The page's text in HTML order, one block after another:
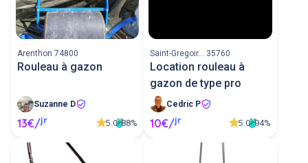
Arenthon 74800
Rouleau à gazon
Suzanne D
13€/jr 5.0 88%
Saint-Gregoir... 35760
Location rouleau à
gazon de type pro
Cedric P
10€/jr 5.0 94%